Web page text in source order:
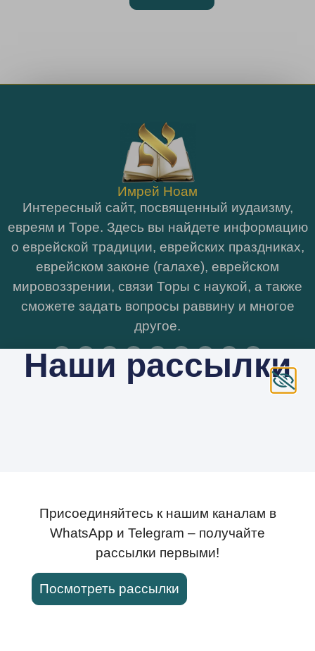
Имрей Ноам
Интересный сайт, посвященный иудаизму,
евреям и Торе. Здесь вы найдете информацию
о еврейской традиции, еврейских праздниках,
еврейском законе (галахе), еврейском
мировоззрении, связи Торы с наукой, а также
сможете задать вопросы раввину и многое
другое.
Наши рассылки
Присоединяйтесь к нашим каналам в
WhatsApp и Telegram – получайте
рассылки первыми!
Посмотреть рассылки